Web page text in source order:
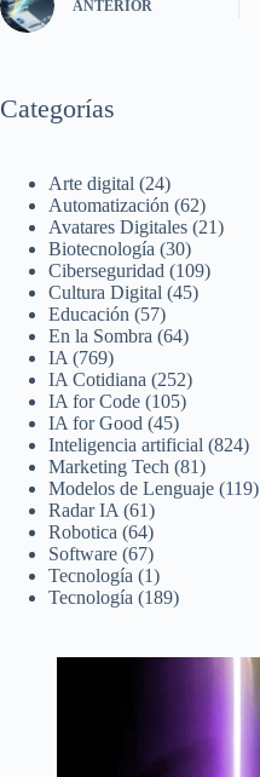
ANTERIOR
Categorías
Arte digital (24)
Automatización (62)
Avatares Digitales (21)
Biotecnología (30)
Ciberseguridad (109)
Cultura Digital (45)
Educación (57)
En la Sombra (64)
IA (769)
IA Cotidiana (252)
IA for Code (105)
IA for Good (45)
Inteligencia artificial (824)
Marketing Tech (81)
Modelos de Lenguaje (119)
Radar IA (61)
Robotica (64)
Software (67)
Tecnología (1)
Tecnología (189)